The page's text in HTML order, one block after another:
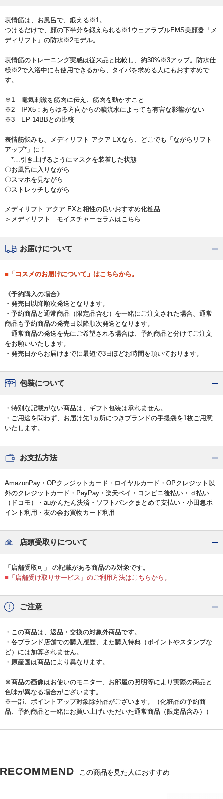
表情筋は、お風呂で、鍛える※1。
つけるだけで、顔の下半分を鍛えられる※1ウェアラブルEMS美顔器「メ
ディリフト」の防水※2モデル。
表情筋のトレーニング実感は従来品と比較し、約30%※3アップ。防水仕
様※2で入浴中にも使用できるから、タイパを求める人にもおすすめで
す。
※1 電気刺激を筋肉に伝え、筋肉を動かすこと
※2 IPX5：あらゆる方向からの噴流水によっても有害な影響がない
※3 EP-14BBとの比較
表情筋悩みも、メディリフト アクア EXなら、どこでも「ながらリフト
アップ*」に！
*…引き上げるようにマスクを装着した状態
〇お風呂に入りながら
〇スマホを見ながら
〇ストレッチしながら
メディリフト アクア EXと相性の良いおすすめ化粧品
＞ メディリフト モイスチャーセラムはこちら
お届けについて
■「コスメのお届けについて」はこちらから。
《予約購入の場合》
・発売日以降順次発送となります。
・予約商品と通常商品（限定品含む）を一緒にご注文された場合、通常
商品も予約商品の発売日以降順次発送となります。
通常商品の発送を先にご希望される場合は、予約商品と分けてご注文
をお願いいたします。
・発売日からお届けまでに最短で3日ほどお時間を頂いております。
包装について
・特別な記載がない商品は、ギフト包装は承れません。
・ご用途を問わず、お届け先1ヵ所につきブランドの手提袋を1枚ご用意
いたします。
お支払方法
AmazonPay・OPクレジットカード・ロイヤルカード・OPクレジット以
外のクレジットカード・PayPay・楽天ペイ・コンビニ後払い・ｄ払い
（ドコモ）・auかんたん決済・ソフトバンクまとめて支払い・小田急ポ
イント利用・友の会お買物カード利用
店頭受取りについて
「店舗受取可」 の記載がある商品のみ対象です。
■「店舗受け取りサービス」のご利用方法はこちらから。
ご注意
・この商品は、返品・交換の対象外商品です。
・各ブランド店舗での購入履歴、また購入特典（ポイントやスタンプな
ど）には加算されません。
・原産国は商品により異なります。
※商品の画像はお使いのモニター、お部屋の照明等により実際の商品と
色味が異なる場合がございます。
※一部、ポイントアップ対象除外品がございます。（化粧品の予約商
品、予約商品と一緒にお買い上げいただいた通常商品（限定品含み））
RECOMMEND この商品を見た人におすすめ